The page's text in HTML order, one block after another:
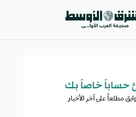
حساباً خاصاً بك​
مطلعاً على آخر الأخبار